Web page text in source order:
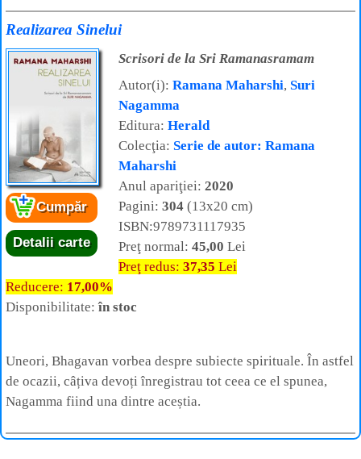
Realizarea Sinelui
Cumpăr
Detalii carte
Scrisori de la Sri Ramanasramam
Autor(i): Ramana Maharshi, Suri
Nagamma
Editura: Herald
Colecţia: Serie de autor: Ramana
Maharshi
Anul apariţiei: 2020
Pagini: 304 (13x20 cm)
ISBN:9789731117935
Preţ normal: 45,00 Lei
Preţ redus: 37,35 Lei
Reducere: 17,00%
Disponibilitate:în stoc
Uneori, Bhagavan vorbea despre subiecte spirituale. În astfel
de ocazii, câțiva devoți înregistrau tot ceea ce el spunea,
Nagamma fiind una dintre aceștia.